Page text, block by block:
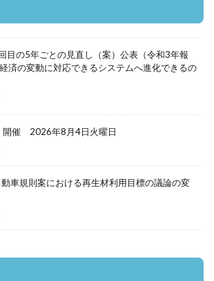
の5年ごとの見直し（案）公表（令和3年報
済の変動に対応できるシステムへ進化できるの
催 2026年8月4日火曜日
車規則案における再生材利用目標の議論の変